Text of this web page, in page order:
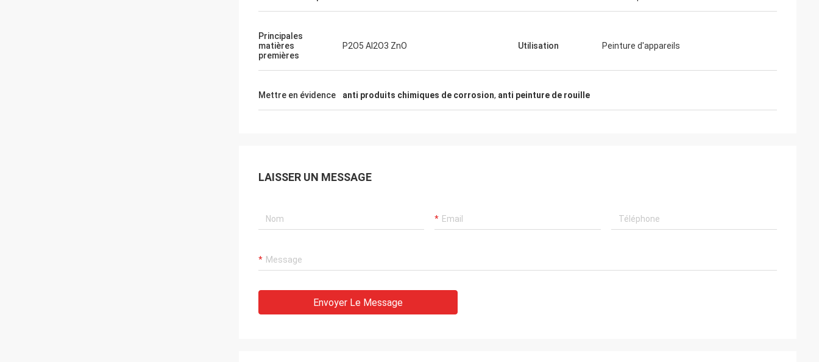
Principales
matières
premières
P2O5 Al2O3 ZnO Utilisation Peinture d'appareils
Mettre en évidence anti produits chimiques de corrosion, anti peinture de rouille
LAISSER UN MESSAGE
Envoyer Le Message